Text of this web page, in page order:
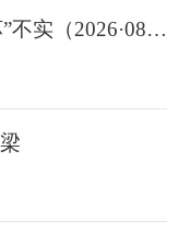
网传“深圳地面沉降致车辆损坏”不实（2026·08·06）